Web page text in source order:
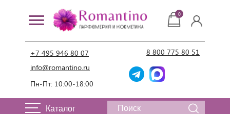
+7 495 946 80 07
info@romantino.ru
Пн-Пт: 10:00-18:00
8 800 775 80 51
0
Каталог